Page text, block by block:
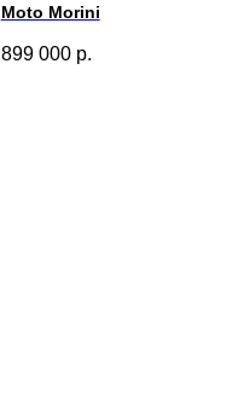
Moto Morini
899 000 р.